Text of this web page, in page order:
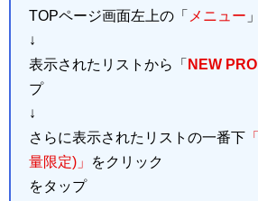
TOPページ画面左上の「 メニュー
↓
表示されたリストから「 NEW
プ
↓
さらに表示されたリストの一番下
量限定)」
をクリック
をタップ